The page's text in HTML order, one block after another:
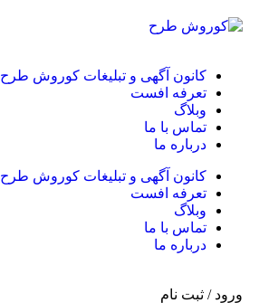
کانون آگهی و تبلیغات کوروش طرح
تعرفه افست
وبلاگ
تماس با ما
درباره ما
کانون آگهی و تبلیغات کوروش طرح
تعرفه افست
وبلاگ
تماس با ما
درباره ما
ورود / ثبت نام